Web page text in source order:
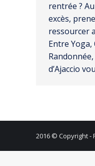
rentrée ?
excès,
ressourcer
Entre Yoga,
d’Ajaccio
2016 © Copyright -